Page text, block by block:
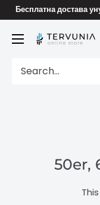
Skip
content
Бесплатна достава
TERVUNIA
Stores
50er,